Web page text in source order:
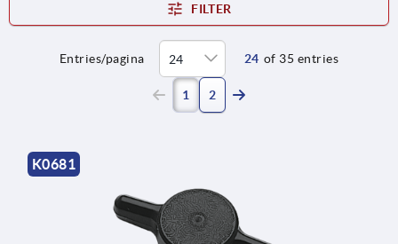
FILTER
Entries/pagina 24 of 35 entries
1 (current)
2
K0681